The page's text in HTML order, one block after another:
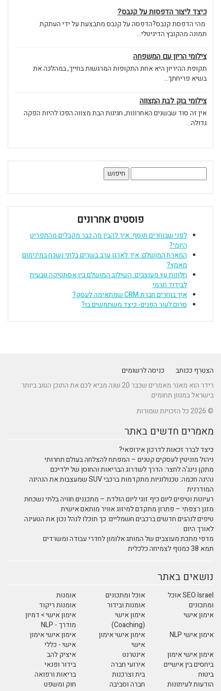
כיצד ליצור הדפסות על קנבס?
מהי הדפסת קנבס?הדפסה על קנבס מתבצעת על ידי העתקת
תמונה מהקובץ הדיגיטלי...
צילומי הריון עם המשפחה
תקופת ההיריון היא אחת התקופות המרגשות בחייך, במהלכה את
בשיא פריחתך...
צילומי בוק לבת המצווה
אין זה סוד שבשנים האחרונות, חגיגות הבת מצווה הפכו להיות הפקה
גדולה...
חיפוש:
פוסטים אחרונים
לפני שבוחרים תוסף: איך להבין מה כבר מקבלים מהתפריט
היומי?
המארח המושלם: איך לארגן ערב בשרים בלתי נשכח במינימום
מאמץ?
חלונות עץ מעוצבים: השילוב המושלם בין אסתטיקה טבעית
לבידוד תרמי
איך בוחרים חברת CRM שמתאימה לעסק?
סרום לעור הפנים- כיצד משתמשים בו?
הצטרף ככותב
כניסה לרשומים
רידר הוא מאגר מאמרים שכבר 20 שנה מביא לכם את התוכן הטוב ביותר
בישראל במגוון תחומים.
© 2026 כל הזכויות שמורות
מאמרים חדשים באתר
כיצד לברר זכאות לדרכון אירופאי?
ניהול מוניטין לעסקים קטנים – המפתח להצלחה בעולם תחרותי
מתקן נינג'ה לחצר: הדרך לשדרוג הבריאות והחוסן של ילדיכם
נהיגה חכמה: טכנולוגיות מתקדמות ברכבי SUV שמעצבות את הנהיגה
המודרנית
רעיונות וטיפים ליום כיף זוגי ליום הולדת – מתכננים חוויה בלתי נשכחת
מזגן רצפתי – פתרון מתקדם למיזוג אוויר מותאם אישית
טיפים לנהגים חדשים ברכבים חשמליים: כך תוכלו לנהל נכון את הטעינה
לאורך היום
מדפי מתכת מעוצבים של המותג אלומון לחדרי עבודה ומשרדים
תמא 38 כמנוף לצמיחה כלכלית
נושאים באתר
SEO Israel אוכל
ומתכונים
אוכל ומתכונים
אומנות
אומנות ובידור
אומנות ריקוד
אימון אישי
אימון אישי
(Coaching)
אימון אישי > דמיון
מודרך - NLP
אימון אישי NLP
אימון אישי אימון
אישי
אימון אישי אימון
אישי - כללי
אימון אישי אימון
ביחסים בין אישיים
אינטרנט
איציק להב
אירועי חברה
בידור ופנאי
ביטוח
בית וצרכנות
בריאות ורפואה
הודעות לעיתונות
חברה וסביבה
חוק ומשפט